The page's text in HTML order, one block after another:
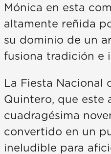
Mónica en esta
altamente reñida
su dominio de un
fusiona tradición e
La Fiesta Nacional
Quintero, que este
cuadragésima
convertido en un
ineludible para